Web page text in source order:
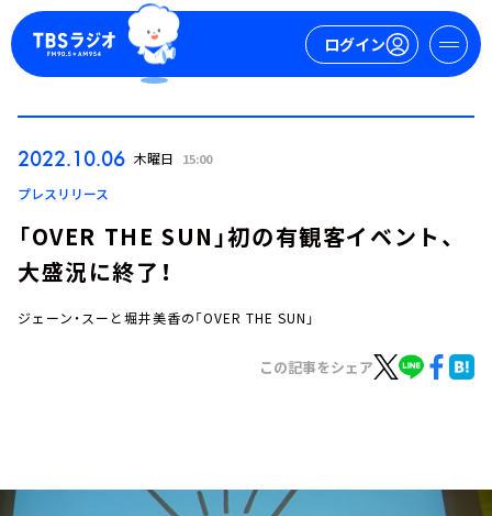
ログイン
2022.10.06 木曜日 15:00
プレスリリース
「OVER THE SUN」初の有観客イベント、
大盛況に終了！
ジェーン・スーと堀井美香の「OVER THE SUN」
この記事をシェア